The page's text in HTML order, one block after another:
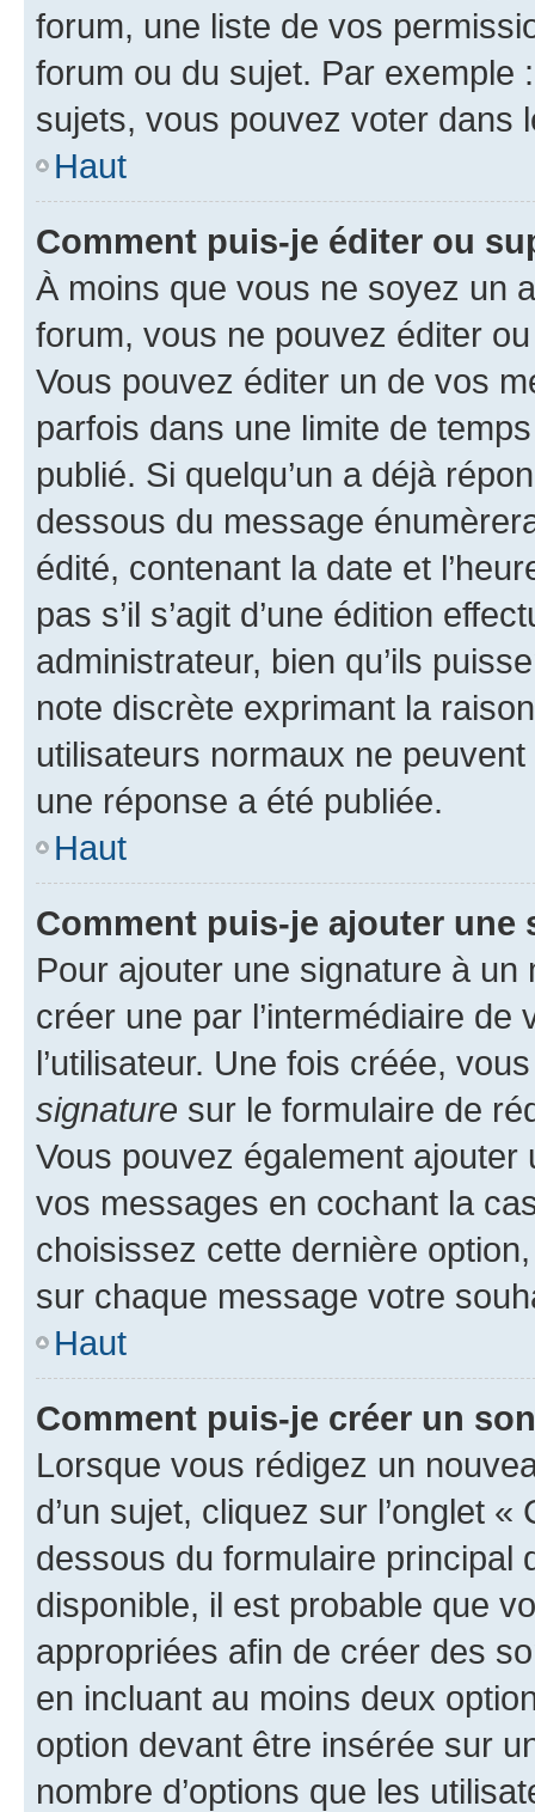
forum, une liste de vos
forum ou du sujet. Par exemple
sujets, vous pouvez voter dans
Haut
Comment puis-je éditer ou
À moins que vous ne soyez un
forum, vous ne pouvez éditer
Vous pouvez éditer un de vos
parfois dans une limite de
publié. Si quelqu’un a déjà
dessous du message
édité, contenant la date et
pas s’il s’agit d’une édition
administrateur, bien qu’ils
note discrète exprimant la
utilisateurs normaux ne
une réponse a été publiée.
Haut
Comment puis-je ajouter une
Pour ajouter une signature à un
créer une par l’intermédiaire
l’utilisateur. Une fois créée,
signature sur le formulaire de
Vous pouvez également
vos messages en cochant la
choisissez cette dernière
sur chaque message votre
Haut
Comment puis-je créer un
Lorsque vous rédigez un
d’un sujet, cliquez sur l’onglet
dessous du formulaire principal
disponible, il est probable que
appropriées afin de créer des
en incluant au moins deux
option devant être insérée sur
nombre d’options que les